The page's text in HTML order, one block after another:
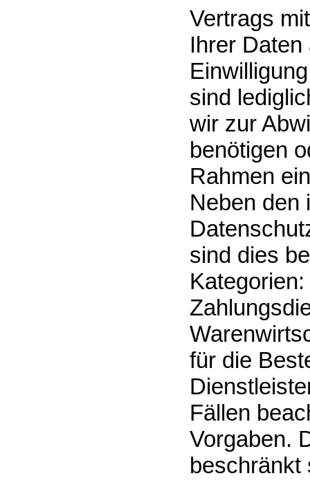
Vertrags
Ihrer
sind
wir zur
benötigen
Rahmen
Neben den
sind dies
für die
Fällen
Vorgaben.
beschränkt